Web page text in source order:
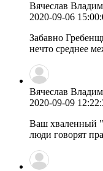
Вячеслав
2020-09-06
Забавно
нечто среднее
Вячеслав
2020-09-09
Ваш хваленный
люди говорят